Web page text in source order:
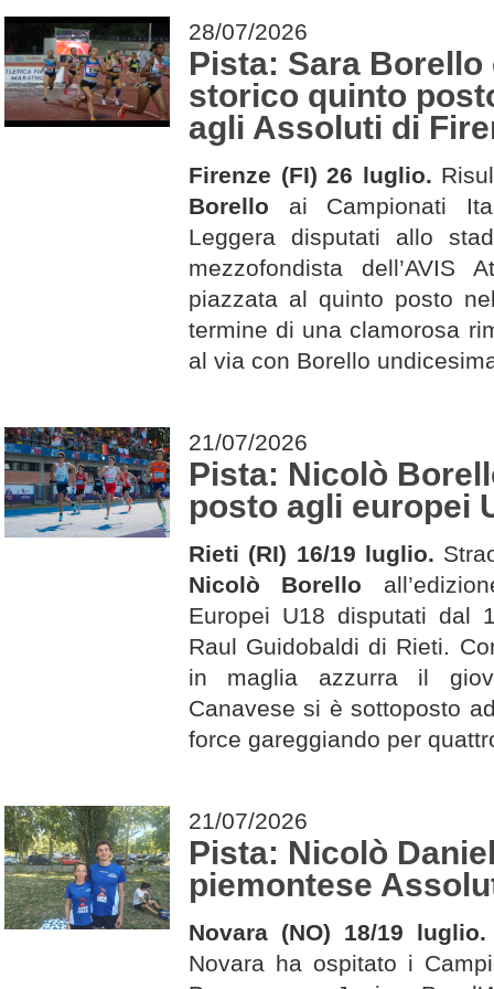
28/07/2026
Pista: Sara
storico quinto
agli Assoluti di
Firenze (FI) 26 luglio.
Borello ai Campionati
Leggera disputati allo
mezzofondista dell’AVIS
piazzata al quinto posto
termine di una clamorosa
al via con Borello
21/07/2026
Pista: Nicolò
posto agli europei
Rieti (RI) 16/19 luglio.
Nicolò Borello
Europei U18 disputati dal
Raul Guidobaldi di Rieti.
in maglia azzurra il
Canavese si è sottoposto
force gareggiando per
21/07/2026
Pista: Nicolò
piemontese
Novara (NO) 18/19
Novara ha ospitato i